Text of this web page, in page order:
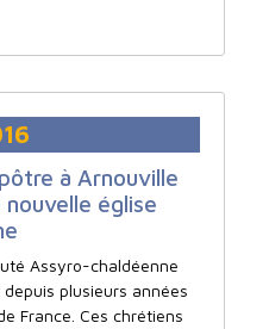
à Arnouville
église
Assyro-chaldéenne
plusieurs années
France. Ces chrétiens